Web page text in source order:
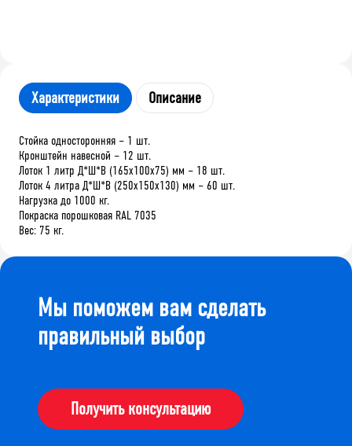
Характеристики Описание
Стойка односторонняя – 1 шт.
Кронштейн навесной – 12 шт.
Лоток 1 литр Д*Ш*В (165х100х75) мм – 18 шт.
Лоток 4 литра Д*Ш*В (250х150х130) мм – 60 шт.
Нагрузка до 1000 кг.
Покраска порошковая RAL 7035
Вес: 75 кг.
Мы поможем вам сделать
правильный выбор
Получить консультацию